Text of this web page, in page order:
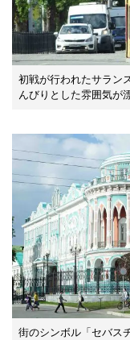
初戦が行われたサラン
んびりとした雰囲気が
街のシンボル「セバス